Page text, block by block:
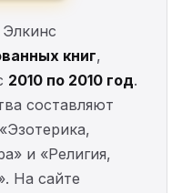
книг,
2010 по 2010 год.
составляют
и «Религия,
На сайте